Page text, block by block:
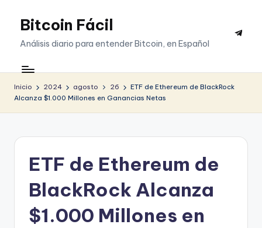
SaltarBitcoin Fácil
Análisis diario para entender Bitcoin, en Español
Inicio 2024 agosto 26
ETF de Ethereum de BlackRock
Alcanza $1.000 Millones en Ganancias Netas
ETF de Ethereum de
BlackRock Alcanza
$1.000 Millones en